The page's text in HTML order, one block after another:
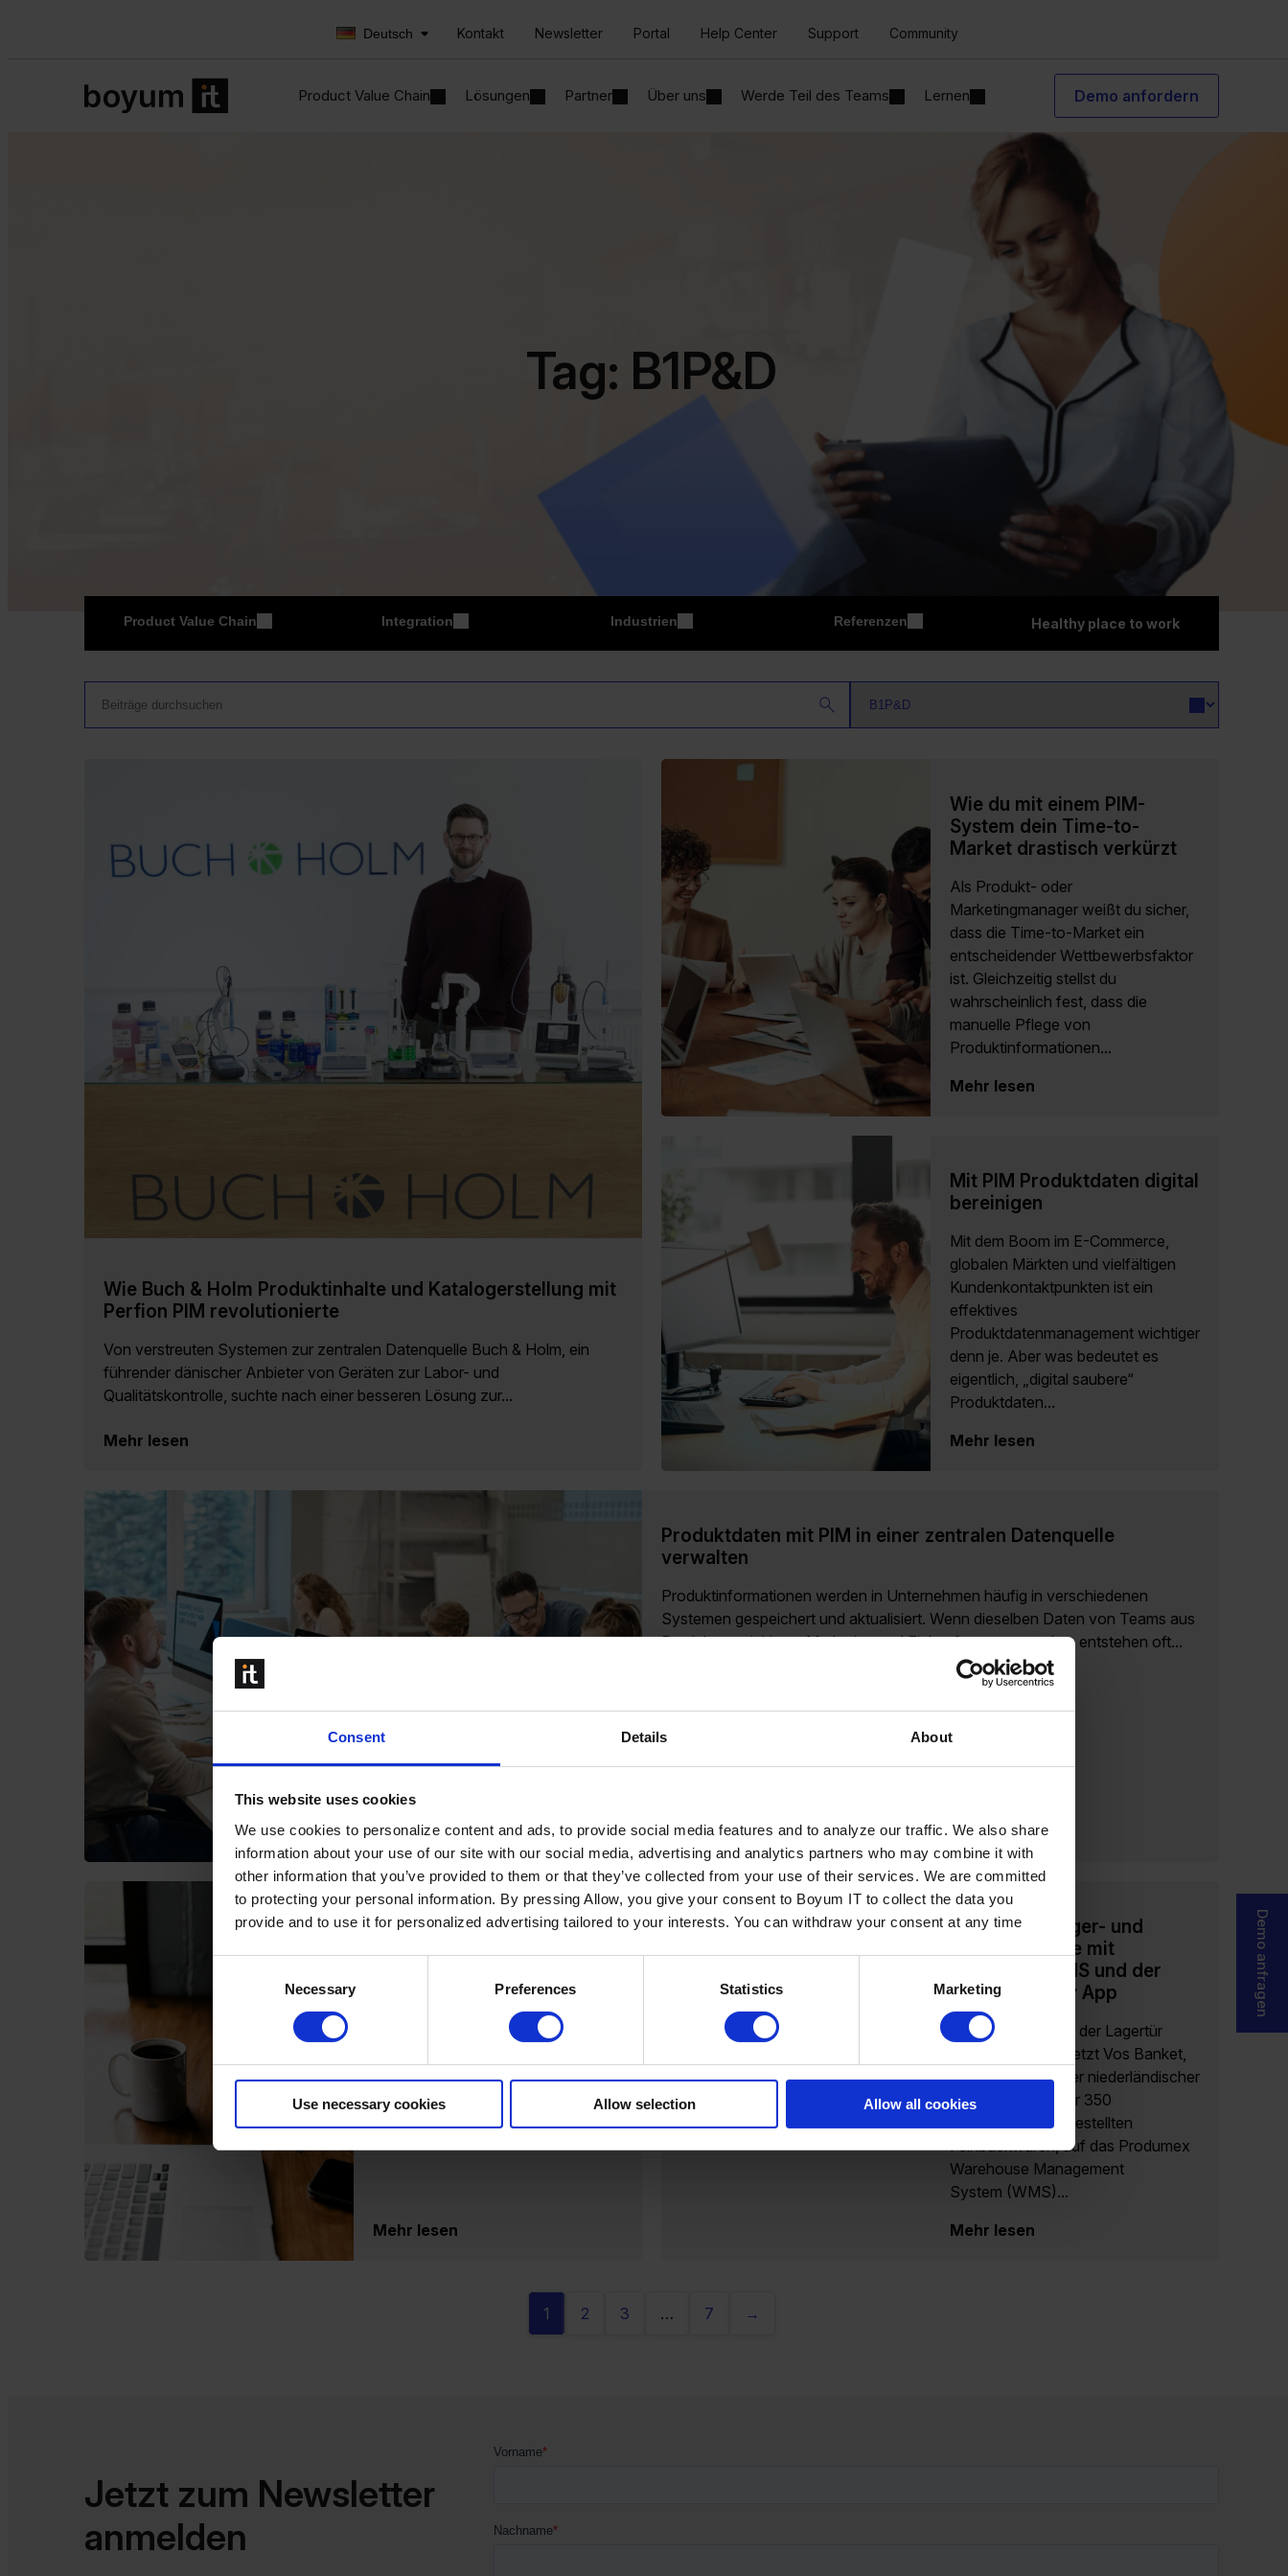
Consent Details About
This website uses cookies
We use cookies to personalize content and ads, to provide social media features and to analyze our traffic. We also share
information about your use of our site with our social media, advertising and analytics partners who may combine it with
other information that you’ve provided to them or that they’ve collected from your use of their services. We are committed
to protecting your personal information. By pressing Allow, you give your consent to Boyum IT to collect the data you
provide and to use it for personalized advertising tailored to your interests. You can withdraw your consent at any time
Necessary Preferences Statistics Marketing
Use necessary cookies Allow selection Allow all cookies
Deutsch Kontakt Newsletter Portal Help Center Support Community
Product Value Chain Lösungen Partner Über uns Werde Teil des Teams Lernen Demo anfordern
Tag: B1P&D
Product Value Chain Integration Industrien Referenzen Healthy place to work
Wie Buch & Holm Produktinhalte und Katalogerstellung mit
Perfion PIM revolutionierte
Von verstreuten Systemen zur zentralen Datenquelle Buch & Holm, ein
führender dänischer Anbieter von Geräten zur Labor- und
Qualitätskontrolle, suchte nach einer besseren Lösung zur...
Mehr lesen
Wie du mit einem PIM-
System dein Time-to-
Market drastisch verkürzt
Als Produkt- oder
Marketingmanager weißt du sicher,
dass die Time-to-Market ein
entscheidender Wettbewerbsfaktor
ist. Gleichzeitig stellst du
wahrscheinlich fest, dass die
manuelle Pflege von
Produktinformationen...
Mehr lesen
Mit PIM Produktdaten digital
bereinigen
Mit dem Boom im E-Commerce,
globalen Märkten und vielfältigen
Kundenkontaktpunkten ist ein
effektives
Produktdatenmanagement wichtiger
denn je. Aber was bedeutet es
eigentlich, „digital saubere“
Produktdaten...
Mehr lesen
Produktdaten mit PIM in einer zentralen Datenquelle
verwalten
Produktinformationen werden in Unternehmen häufig in verschiedenen
Systemen gespeichert und aktualisiert. Wenn dieselben Daten von Teams aus
Produktentwicklung, Marketing und Einkauf genutzt werden, entstehen oft...
Mehr lesen
7 Vorteile eines PIM-
In der heutigen schnelllebigen
digitalen Welt kann es ganz schön
an Daten im Griff zu behalten. Ob
Produktinformationen, Metadaten
oder aktuelle...
Mehr lesen
Optimierte Lager- und
Lieferprozesse mit
Produmex WMS und der
B1Fox Delivery App
Wenn Effizienz an der Lagertür
endet Seit 2009 setzt Vos Banket,
ein traditionsreicher niederländischer
Hersteller von über 350
handwerklich hergestellten
Feinbackwaren, auf das Produmex
Warehouse Management
System (WMS)...
Mehr lesen
1 2 3 … 7 →
Jetzt zum Newsletter
anmelden
Demo anfragen